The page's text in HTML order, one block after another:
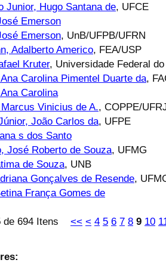
Junior, Hugo Santana de, UFCE
Emerson
Emerson, UnB/UFPB/UFRN
Adalberto Americo, FEA/USP
Kruter, Universidade Federal
Carolina Pimentel Duarte da,
Carolina
Vinicius de A., COPPE/
João Carlos da, UFPE
s dos Santo
José Roberto de Souza, UFMG
de Souza, UNB
Gonçalves de Resende,
França Gomes de
de 694 Itens << < 4 5 6 7 8 9 10